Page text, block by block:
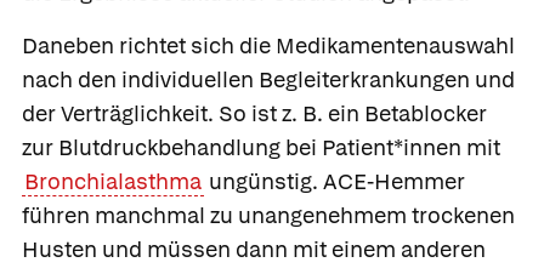
Daneben richtet sich die Medikamentenauswahl
nach den individuellen Begleiterkrankungen und
der Verträglichkeit. So ist z. B. ein Betablocker
zur Blutdruckbehandlung bei Patient*innen mit
Bronchialasthma ungünstig. ACE-Hemmer
führen manchmal zu unangenehmem trockenen
Husten und müssen dann mit einem anderen